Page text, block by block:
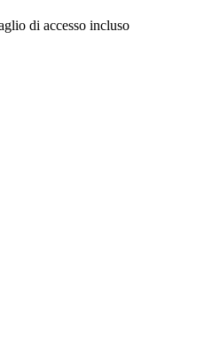
di accesso incluso